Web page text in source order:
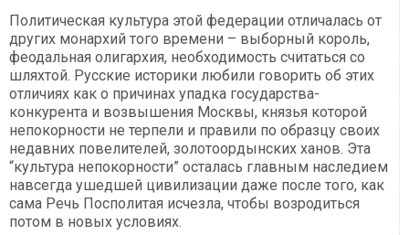
Политическая культура этой федерации отличалась от
других монархий того времени – выборный король,
феодальная олигархия, необходимость считаться со
шляхтой. Русские историки любили говорить об этих
отличиях как о причинах упадка государства-
конкурента и возвышения Москвы, князья которой
непокорности не терпели и правили по образцу своих
недавних повелителей, золотоордынских ханов. Эта
“культура непокорности” осталась главным наследием
навсегда ушедшей цивилизации даже после того, как
сама Речь Посполитая исчезла, чтобы возродиться
потом в новых условиях.